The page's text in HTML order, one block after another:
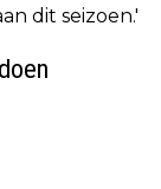
dit seizoen.'